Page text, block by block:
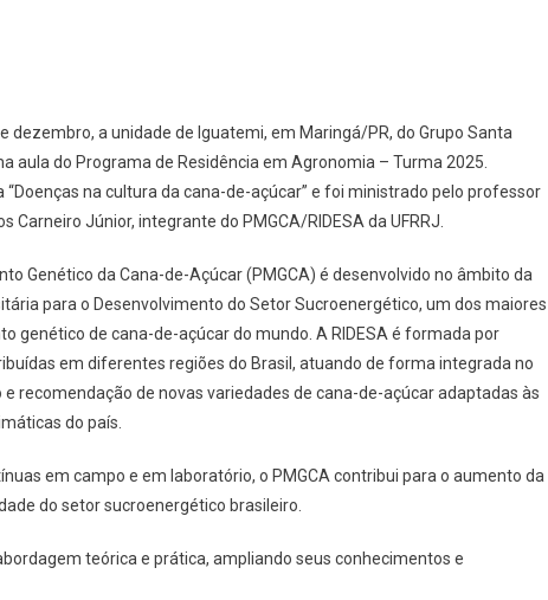
dezembro, a unidade de Iguatemi, em Maringá/PR, do Grupo Santa
aula do Programa de Residência em Agronomia – Turma 2025.
na cultura da cana-de-açúcar” e foi ministrado pelo professor
Carneiro Júnior, integrante do PMGCA/RIDESA da UFRRJ.
Genético da Cana-de-Açúcar (PMGCA) é desenvolvido no âmbito da
para o Desenvolvimento do Setor Sucroenergético, um dos maiores
genético de cana-de-açúcar do mundo. A RIDESA é formada por
em diferentes regiões do Brasil, atuando de forma integrada no
recomendação de novas variedades de cana-de-açúcar adaptadas às
do país.
em campo e em laboratório, o PMGCA contribui para o aumento da
do setor sucroenergético brasileiro.
teórica e prática, ampliando seus conhecimentos e